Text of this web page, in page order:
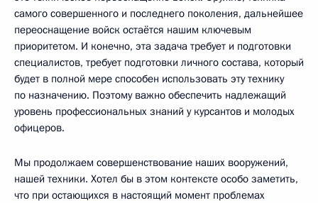
самого совершенного и последнего поколения, дальнейшее
переоснащение войск остаётся нашим ключевым
приоритетом. И конечно, эта задача требует и подготовки
специалистов, требует подготовки личного состава, который
будет в полной мере способен использовать эту технику
по назначению. Поэтому важно обеспечить надлежащий
уровень профессиональных знаний у курсантов и молодых
офицеров.
Мы продолжаем совершенствование наших вооружений,
нашей техники. Хотел бы в этом контексте особо заметить,
что при остающихся в настоящий момент проблемах